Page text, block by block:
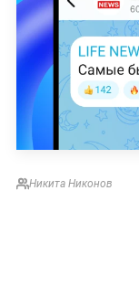
Никита Никонов